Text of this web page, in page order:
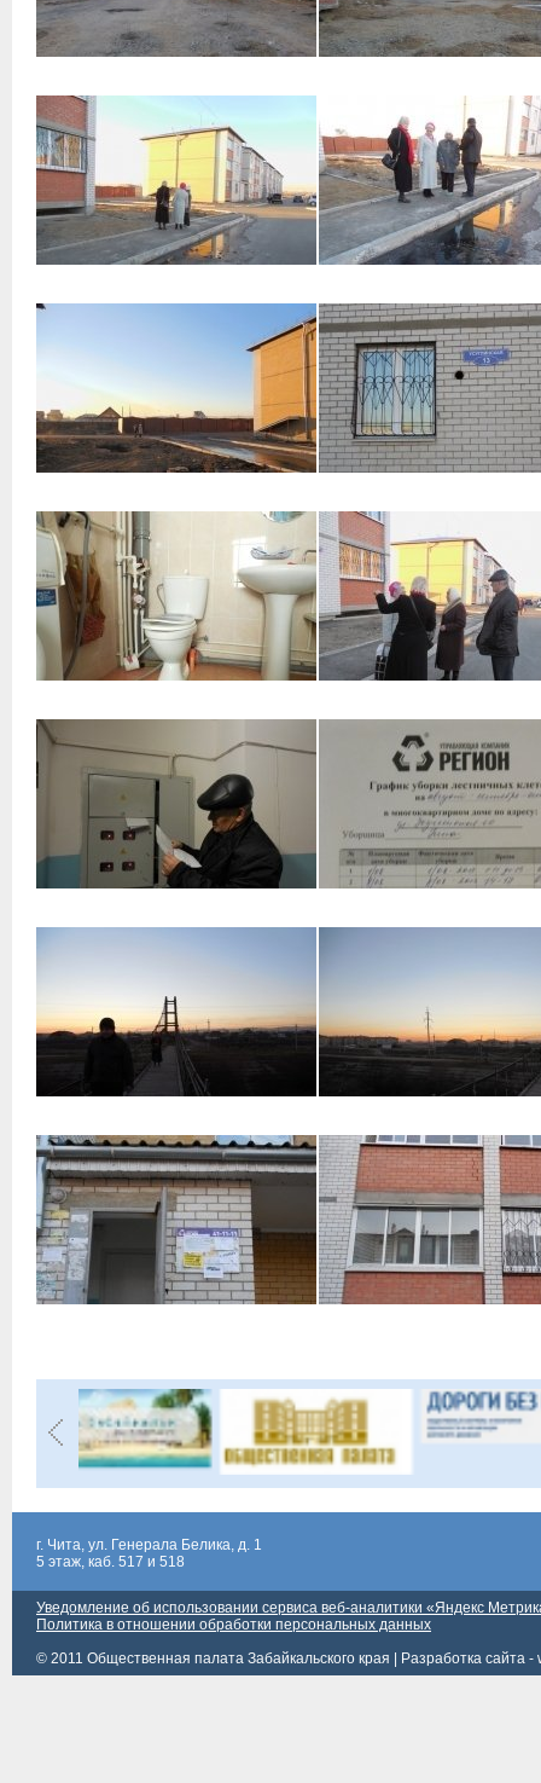
г. Чита, ул. Генерала Белика, д. 1
5 этаж, каб. 517 и 518
Уведомление об использовании сервиса веб-аналитики «Яндекс
Политика в отношении обработки персональных данных
© 2011 Общественная палата Забайкальского края |
Разработка сайта -